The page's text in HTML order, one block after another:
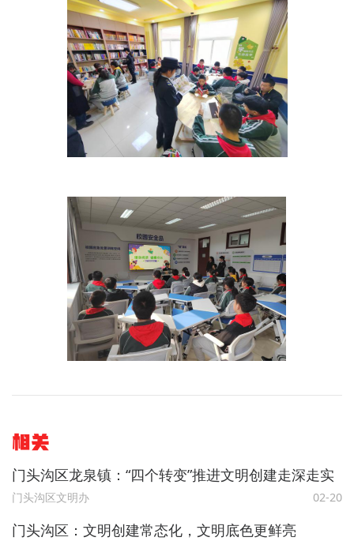
相关
门头沟区龙泉镇：“四个转变”推进文明创建走深走实
门头沟区文明办 02-20
门头沟区：文明创建常态化，文明底色更鲜亮